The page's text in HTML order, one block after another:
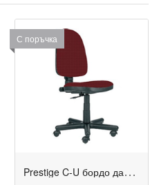
С поръчка
P
restige C-U бордо дамаска